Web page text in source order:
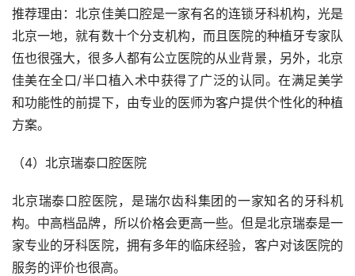
推荐理由：北京佳美口腔是一家有名的连锁牙科机构，光是
北京一地，就有数十个分支机构，而且医院的种植牙专家队
伍也很强大，很多人都有公立医院的从业背景，另外，北京
佳美在全口/半口植入术中获得了广泛的认同。在满足美学
和功能性的前提下，由专业的医师为客户提供个性化的种植
方案。
（4）北京瑞泰口腔医院
北京瑞泰口腔医院，是瑞尔齿科集团的一家知名的牙科机
构。中高档品牌，所以价格会更高一些。但是北京瑞泰是一
家专业的牙科医院，拥有多年的临床经验，客户对该医院的
服务的评价也很高。